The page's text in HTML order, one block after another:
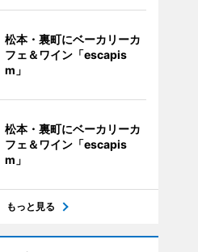
松本・裏町にベーカリーカ
フェ＆ワイン「escapis
m」
松本・裏町にベーカリーカ
フェ＆ワイン「escapis
m」
もっと見る